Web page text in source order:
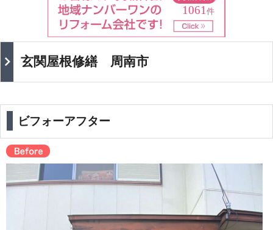
1061 件
玄関屋根修繕 周南市
ビフォーアフター